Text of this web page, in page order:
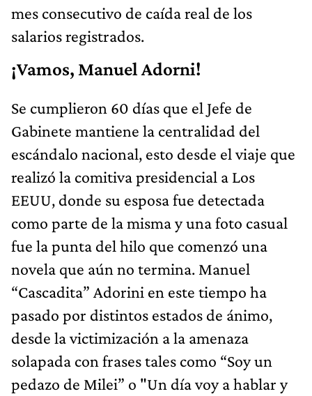
mes consecutivo de caída real de los
salarios registrados.
¡Vamos, Manuel Adorni!
Se cumplieron 60 días que el Jefe de
Gabinete mantiene la centralidad del
escándalo nacional, esto desde el viaje que
realizó la comitiva presidencial a Los
EEUU, donde su esposa fue detectada
como parte de la misma y una foto casual
fue la punta del hilo que comenzó una
novela que aún no termina. Manuel
“Cascadita” Adorini en este tiempo ha
pasado por distintos estados de ánimo,
desde la victimización a la amenaza
solapada con frases tales como “Soy un
pedazo de Milei” o "Un día voy a hablar y